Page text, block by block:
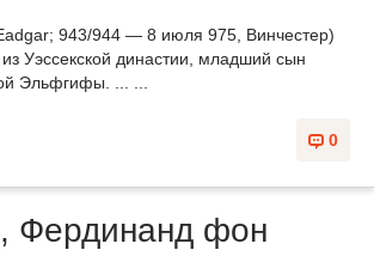
943/944 — 8 июля 975, Винчестер)
Уэссекской династии, младший сын
Эльфгифы. ... ...
0
Фердинанд фон